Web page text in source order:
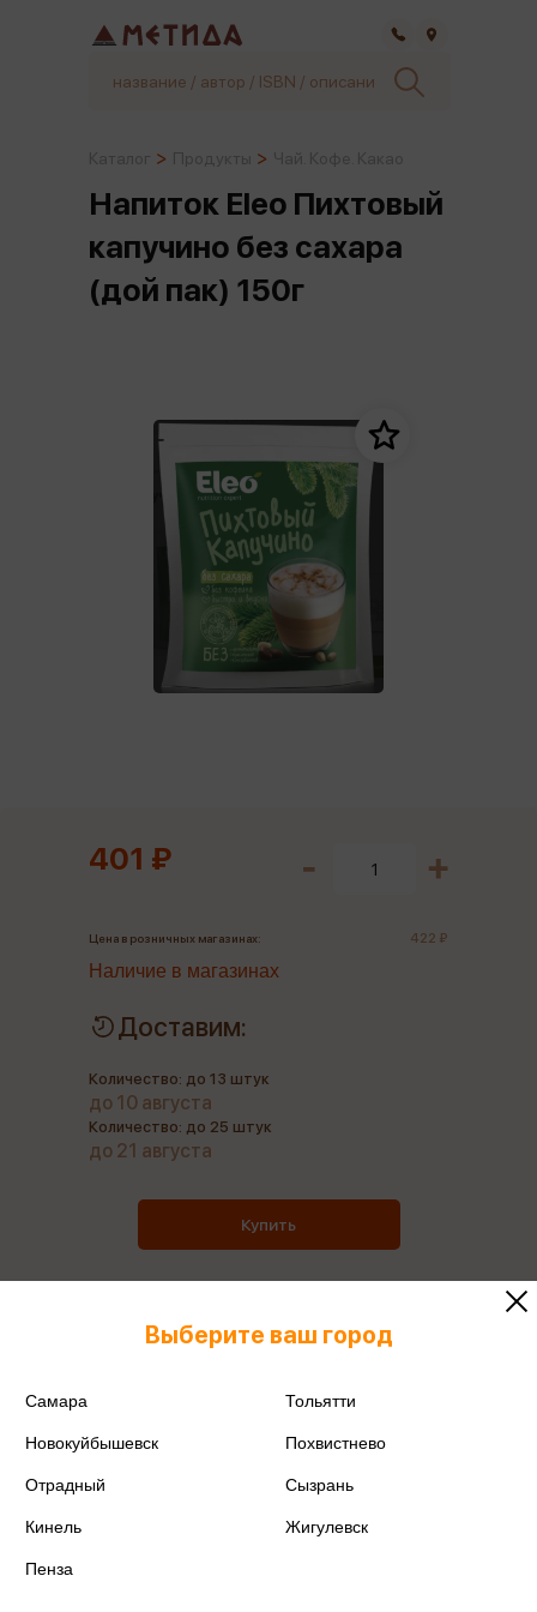
Напиток Eleo Пихтовый
капучино без сахара
(дой пак) 150г
401 ₽
Цена в розничных магазинах: 422 ₽
Наличие в магазинах
Доставим:
Количество: до 13 штук
до 10 августа
Количество: до 25 штук
до 21 августа
Купить
Выберите ваш город
Самара Тольятти
Новокуйбышевск Похвистнево
Отрадный Сызрань
Кинель Жигулевск
Пенза